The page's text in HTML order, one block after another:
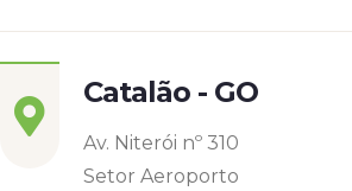
Catalão - GO
Av. Niterói nº 310
Setor Aeroporto